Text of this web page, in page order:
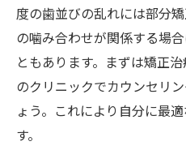
度の歯並びの乱れには部分
の噛み合わせが関係する場
ともあります。まずは矯正
のクリニックでカウンセリ
ょう。これにより自分に最
す。